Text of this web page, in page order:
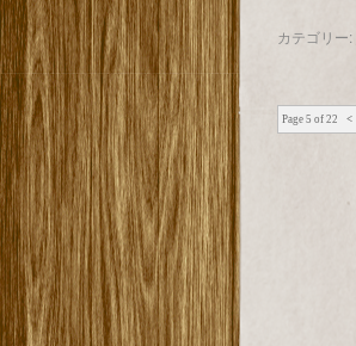
カテゴリー:
Page 5 of 22 <